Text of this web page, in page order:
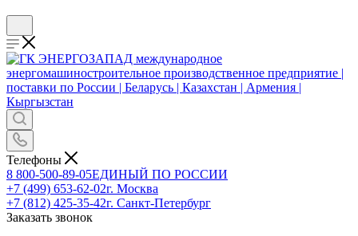
Телефоны
8 800-500-89-05ЕДИНЫЙ ПО РОССИИ
+7 (499) 653-62-02г. Москва
+7 (812) 425-35-42г. Санкт-Петербург
Заказать звонок